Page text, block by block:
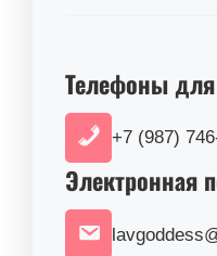
Телефоны для
+7 (987)
Электронная